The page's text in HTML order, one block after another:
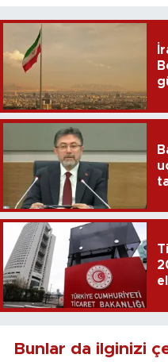
Bunlar da ilginizi